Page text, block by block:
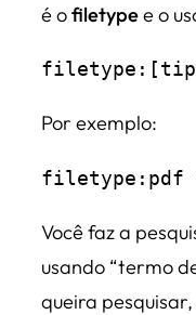
é ofiletypee o
Por exemplo:
filetype:pdf
Você faz a
usando “termo
queira